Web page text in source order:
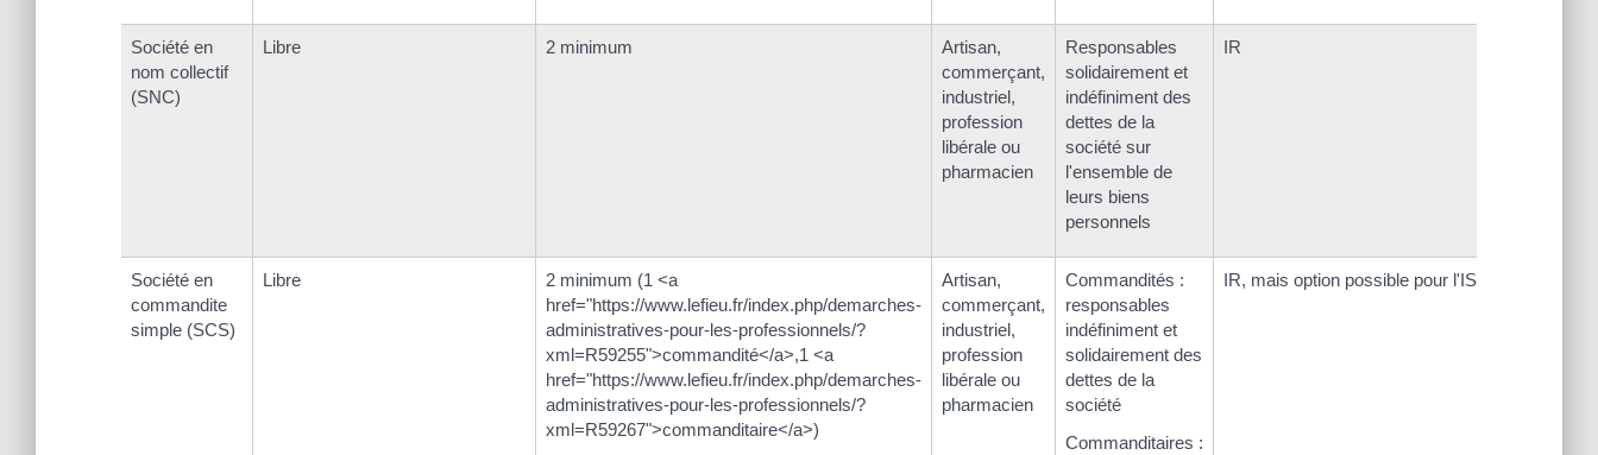
Société en
nom collectif
(SNC)
Libre 2 minimum
Artisan,
commerçant,
industriel,
profession
libérale ou
pharmacien
Responsables
solidairement et
indéfiniment des
dettes de la
société sur
l'ensemble de
leurs biens
personnels
IR
Société en
commandite
simple (SCS)
Libre
2 minimum (1 <a
href="https://www.lefieu.fr/index.php/demarches-
administratives-pour-les-professionnels/?
xml=R59255">commandité</a>,1 <a
href="https://www.lefieu.fr/index.php/demarches-
administratives-pour-les-professionnels/?
xml=R59267">commanditaire</a>)
Artisan,
commerçant,
industriel,
profession
libérale ou
pharmacien
Commandités :
responsables
indéfiniment et
solidairement des
dettes de la
société
Commanditaires :
IR, mais option possible pour l'IS